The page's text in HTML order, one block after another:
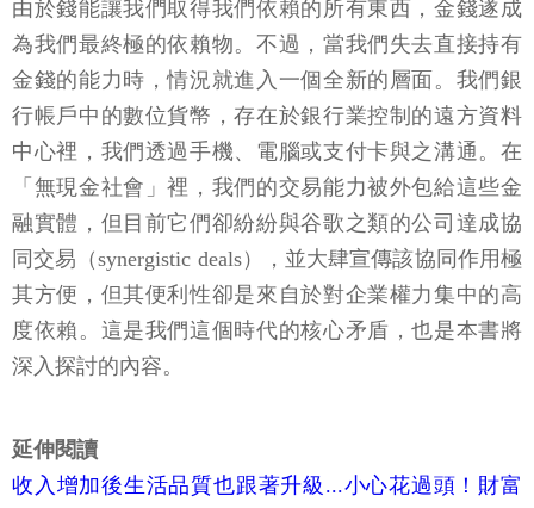
由於錢能讓我們取得我們依賴的所有東西，金錢遂成
為我們最終極的依賴物。不過，當我們失去直接持有
金錢的能力時，情況就進入一個全新的層面。我們銀
行帳戶中的數位貨幣，存在於銀行業控制的遠方資料
中心裡，我們透過手機、電腦或支付卡與之溝通。在
「無現金社會」裡，我們的交易能力被外包給這些金
融實體，但目前它們卻紛紛與谷歌之類的公司達成協
同交易（synergistic deals），並大肆宣傳該協同作用極
其方便，但其便利性卻是來自於對企業權力集中的高
度依賴。這是我們這個時代的核心矛盾，也是本書將
深入探討的內容。
​​延伸閱讀
收入增加後生活品質也跟著升級...小心花過頭！財富